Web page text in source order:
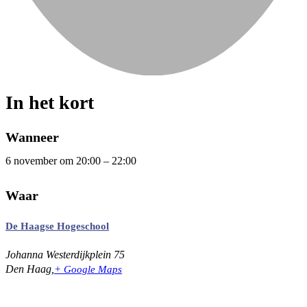
In het kort
Wanneer
6 novemberom 20:00 – 22:00
Waar
De Haagse Hogeschool
Johanna Westerdijkplein 75
Den Haag + Google Maps